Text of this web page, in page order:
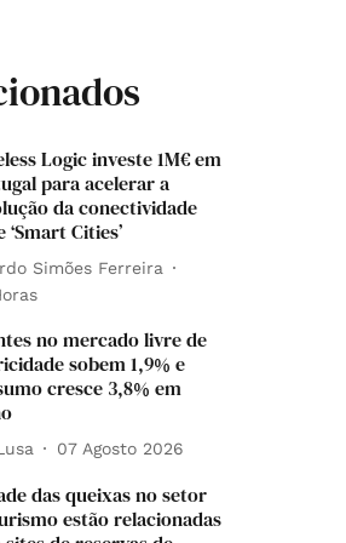
Logic investe 1M€ em
para acelerar a
da conectividade
‘Smart Cities’
Simões Ferreira
no mercado livre de
sobem 1,9% e
cresce 3,8% em
07 Agosto 2026
das queixas no setor
estão relacionadas